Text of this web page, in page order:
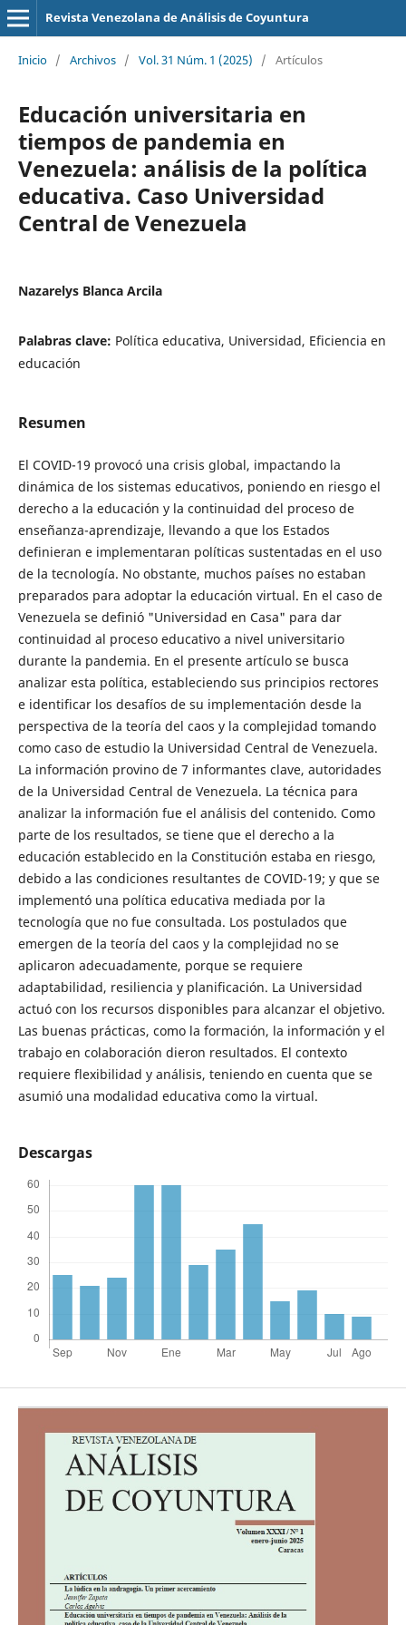
Revista Venezolana de Análisis de Coyuntura
Inicio / Archivos / Vol. 31 Núm. 1 (2025) / Artículos
Educación universitaria en
tiempos de pandemia en
Venezuela: análisis de la política
educativa. Caso Universidad
Central de Venezuela
Nazarelys Blanca Arcila
Palabras clave: Política educativa, Universidad, Eficiencia en
educación
Resumen
El COVID-19 provocó una crisis global, impactando la
dinámica de los sistemas educativos, poniendo en riesgo el
derecho a la educación y la continuidad del proceso de
enseñanza-aprendizaje, llevando a que los Estados
definieran e implementaran políticas sustentadas en el uso
de la tecnología. No obstante, muchos países no estaban
preparados para adoptar la educación virtual. En el caso de
Venezuela se definió "Universidad en Casa" para dar
continuidad al proceso educativo a nivel universitario
durante la pandemia. En el presente artículo se busca
analizar esta política, estableciendo sus principios rectores
e identificar los desafíos de su implementación desde la
perspectiva de la teoría del caos y la complejidad tomando
como caso de estudio la Universidad Central de Venezuela.
La información provino de 7 informantes clave, autoridades
de la Universidad Central de Venezuela. La técnica para
analizar la información fue el análisis del contenido. Como
parte de los resultados, se tiene que el derecho a la
educación establecido en la Constitución estaba en riesgo,
debido a las condiciones resultantes de COVID-19; y que se
implementó una política educativa mediada por la
tecnología que no fue consultada. Los postulados que
emergen de la teoría del caos y la complejidad no se
aplicaron adecuadamente, porque se requiere
adaptabilidad, resiliencia y planificación. La Universidad
actuó con los recursos disponibles para alcanzar el objetivo.
Las buenas prácticas, como la formación, la información y el
trabajo en colaboración dieron resultados. El contexto
requiere flexibilidad y análisis, teniendo en cuenta que se
asumió una modalidad educativa como la virtual.
Descargas